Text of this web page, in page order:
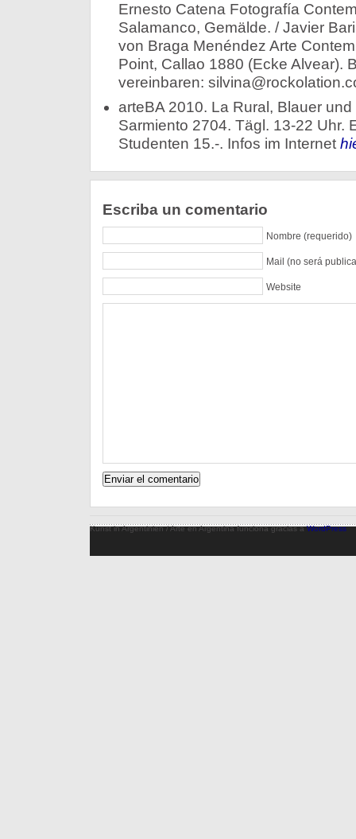
Ernesto Catena Fotografía
Salamanco, Gemälde. / Javier
von Braga Menéndez Arte
Point, Callao 1880 (Ecke Alvear).
vereinbaren:
arteBA 2010. La Rural, Blauer
Sarmiento 2704. Tägl. 13-22 Uhr.
Studenten 15.-. Infos im Internet
Escriba un comentario
Nombre (requerido)
Mail (no será
Website
Kunst in Argentinien / Arte en Argentina funciona gracias aWordPress